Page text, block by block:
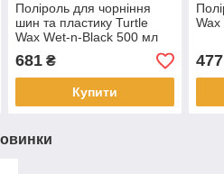
Поліроль для чорніння
шин та пластику Turtle
Wax Wet-n-Black 500 мл
681₴
Купити
477